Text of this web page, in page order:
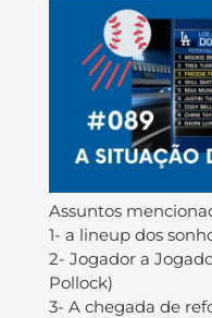
Assuntos
1- a lineup dos
2- Jogador a
Pollock)
3- A chegada de